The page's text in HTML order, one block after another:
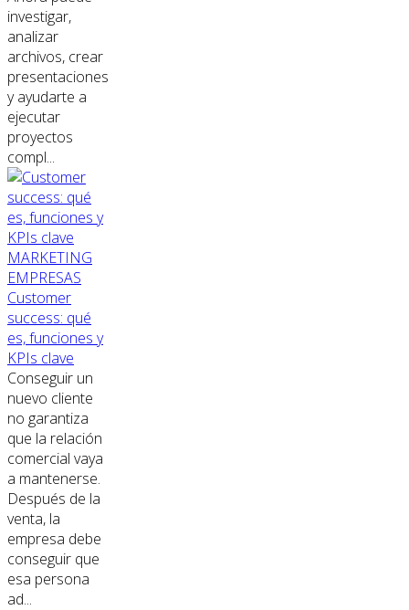
investigar,
analizar
archivos, crear
presentaciones
y ayudarte a
ejecutar
proyectos
compl...
MARKETING
EMPRESAS
Customer
success: qué
es, funciones y
KPIs clave
Conseguir un
nuevo cliente
no garantiza
que la relación
comercial vaya
a mantenerse.
Después de la
venta, la
empresa debe
conseguir que
esa persona
ad...